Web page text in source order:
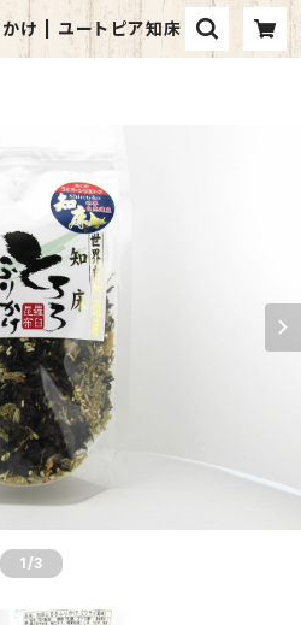
け | ユートピア知床
1 /3